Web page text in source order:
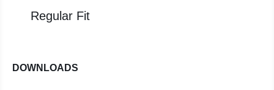
Regular Fit
DOWNLOADS